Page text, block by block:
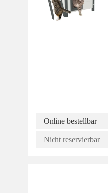
Online bestellbar
Nicht reservierbar